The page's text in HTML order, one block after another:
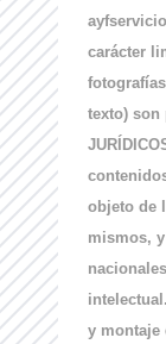
carácter
texto) son
objeto de
mismos,
y montaje